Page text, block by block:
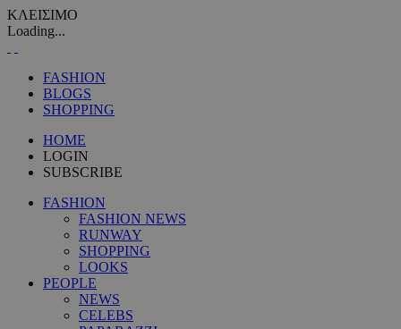
ΚΛΕΙΣΙΜΟ
Loading...
FASHION
BLOGS
SHOPPING
HOME
LOGIN
SUBSCRIBE
FASHION
FASHION NEWS
RUNWAY
SHOPPING
LOOKS
PEOPLE
NEWS
CELEBS